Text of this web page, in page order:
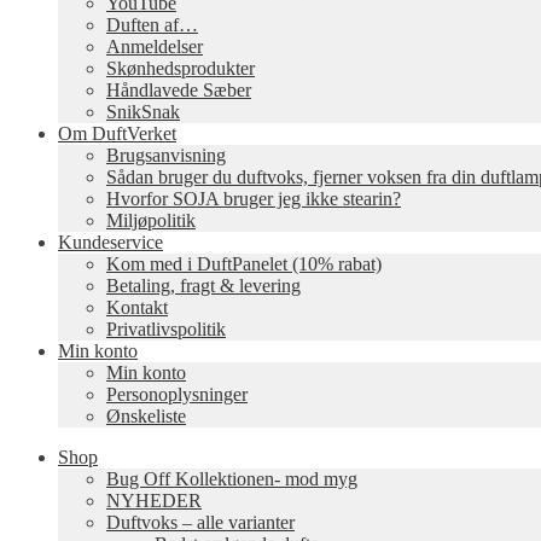
Duften af…
Anmeldelser
Skønhedsprodukter
Håndlavede Sæber
SnikSnak
Om DuftVerket
Brugsanvisning
Sådan bruger du duftvoks, fjerner voksen fra din
Hvorfor SOJA bruger jeg ikke stearin?
Miljøpolitik
Kundeservice
Kom med i DuftPanelet (10% rabat)
Betaling, fragt & levering
Kontakt
Privatlivspolitik
Min konto
Min konto
Personoplysninger
Ønskeliste
Shop
Bug Off Kollektionen- mod myg
NYHEDER
Duftvoks – alle varianter